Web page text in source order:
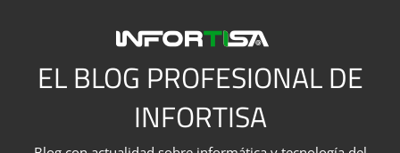
contenidoEL BLOG PROFESIONAL DE
INFORTISA